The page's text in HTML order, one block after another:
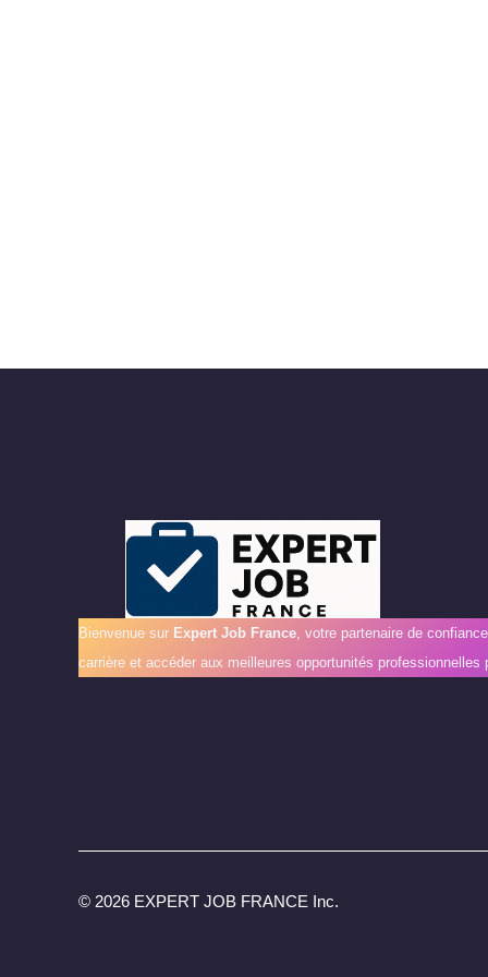
Bienvenue sur Expert Job France, votre partenaire de
carrière et accéder aux meilleures opportunités professionnelles
© 2026 EXPERT JOB FRANCE Inc.